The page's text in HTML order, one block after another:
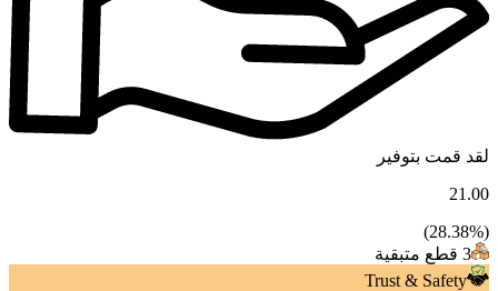
لقد قمت بتوفير
21.00
(
28.38%)
3 قطع متبقية
Trust & Safety